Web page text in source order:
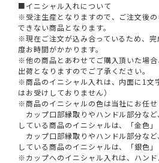
■イニシャル入れについて
※受注生産となりますので、ご注文後
できない商品となります。
※現在ご注文が込み合っているため、
度お時間がかかります。
※他の商品とあわせてご購入頂いた場
出荷となりますのでご了承ください。
※商品のイニシャル入れは、内面に1文
はお受けしておりません）
※商品のイニシャルの色は当社にお任せ
カップ口部縁取りやハンドル部分な
している商品のイニシャルは、「金色」
カップ口部縁取りやハンドル部分な
している商品のイニシャルは、「銀色」
※カップへのイニシャル入れは、ハン